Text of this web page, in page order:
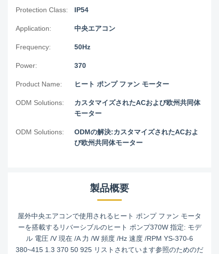
Protection Class: IP54
Application: 中央エアコン
Frequency: 50Hz
Power: 370
Product Name: ヒート ポンプ ファン モーター
ODM Solutions:
カスタマイズされたACおよび欧州共同体
モーター
ODM Solutions:
ODMの解決:カスタマイズされたACおよ
び欧州共同体モーター
製品概要
屋外中央エアコンで使用されるヒート ポンプ ファン モータ
ーを搭載するリバーシブルのヒート ポンプ370W 指定: モデ
ル 電圧 /V 現在 /A 力 /W 頻度 /Hz 速度 /RPM YS-370-6
380~415 1.3 370 50 925 リストされています参照のためのだ